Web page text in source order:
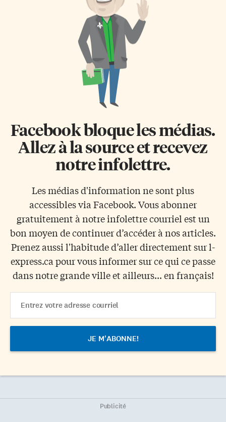
Facebook bloque les médias.
Allez à la source et recevez
notre infolettre.
Les médias d'information ne sont plus
accessibles via Facebook. Vous abonner
gratuitement à notre infolettre courriel est un
bon moyen de continuer d’accéder à nos articles.
Prenez aussi l'habitude d’aller directement sur l-
express.ca pour vous informer sur ce qui ce passe
dans notre grande ville et ailleurs... en français!
Address
Publicité